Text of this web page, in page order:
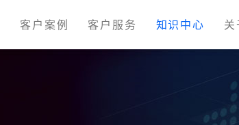
客户案例 客户服务 知识中心 关